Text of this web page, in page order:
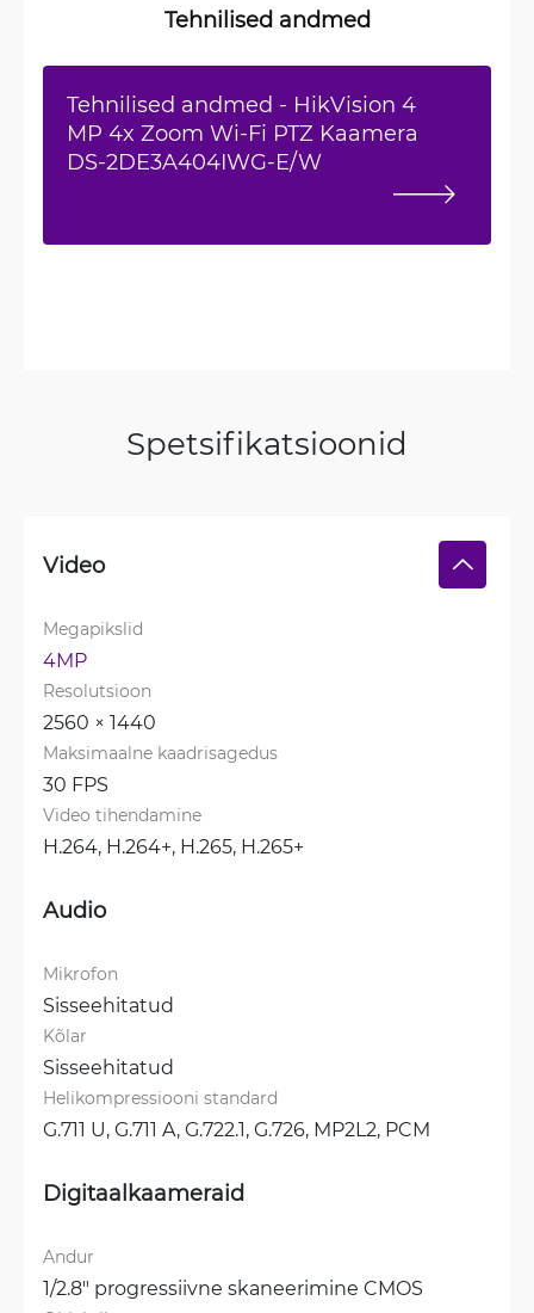
Tehnilised andmed
Tehnilised andmed - HikVision 4
MP 4x Zoom Wi-Fi PTZ Kaamera
DS-2DE3A404IWG-E/W
Spetsifikatsioonid
Video
Megapikslid
4MP
Resolutsioon
2560 × 1440
Maksimaalne kaadrisagedus
30 FPS
Video tihendamine
H.264, H.264+, H.265, H.265+
Audio
Mikrofon
Sisseehitatud
Kõlar
Sisseehitatud
Helikompressiooni standard
G.711 U, G.711 A, G.722.1, G.726, MP2L2, PCM
Digitaalkaameraid
Andur
1/2.8" progressiivne skaneerimine CMOS